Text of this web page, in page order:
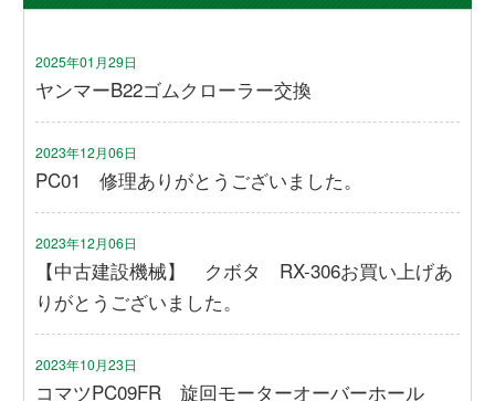
2025年01月29日
ヤンマーB22ゴムクローラー交換
2023年12月06日
PC01 修理ありがとうございました。
2023年12月06日
【中古建設機械】 クボタ RX-306お買い上げあ
りがとうございました。
2023年10月23日
コマツPC09FR 旋回モーターオーバーホール